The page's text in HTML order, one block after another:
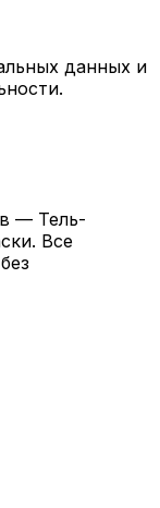
данных и
.
— Тель-
Все